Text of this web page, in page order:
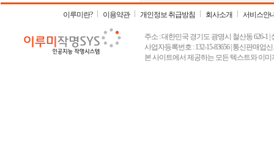
이루미란? 이용약관 개인정보 취급방침 회사소개 서비스안
주소 : 대한민국 경기도 광명시 철산동 626-1 |
사업자등록번호 : 132-15-83656 | 통신판매업
본 사이트에서 제공하는 모든 텍스트와 이